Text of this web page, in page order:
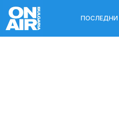
ПОСЛЕДНИ